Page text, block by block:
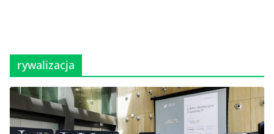
rywalizacja